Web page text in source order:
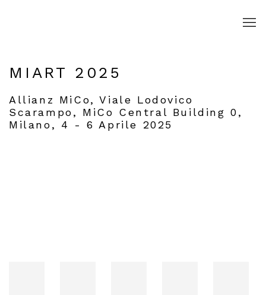
MIART 2025
Allianz MiCo, Viale Lodovico
Scarampo, MiCo Central Building 0,
Milano, 4 - 6 Aprile 2025